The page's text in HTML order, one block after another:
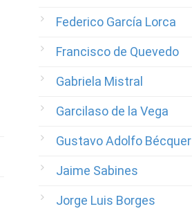
Federico García Lorca
Francisco de Quevedo
Gabriela Mistral
Garcilaso de la Vega
Gustavo Adolfo Bécquer
Jaime Sabines
Jorge Luis Borges